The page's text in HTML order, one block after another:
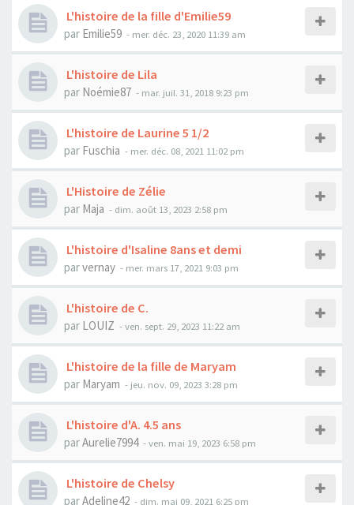
L'histoire de la fille d'Emilie59
par Emilie59 - mer. déc. 23, 2020 11:39 am
L'histoire de Lila
par Noémie87 - mar. juil. 31, 2018 9:23 pm
L'histoire de Laurine 5 1/2
par Fuschia - mer. déc. 08, 2021 11:02 pm
L'Histoire de Zélie
par Maja - dim. août 13, 2023 2:58 pm
L'histoire d'Isaline 8ans et demi
parvernay - mer. mars 17, 2021 9:03 pm
L'histoire de C.
par LOUIZ - ven. sept. 29, 2023 11:22 am
L'histoire de la fille de Maryam
par Maryam - jeu. nov. 09, 2023 3:28 pm
L'histoire d'A. 4.5 ans
parAurelie7994 - ven. mai 19, 2023 6:58 pm
L'histoire de Chelsy
parAdeline42 - dim. mai 09, 2021 6:25 pm